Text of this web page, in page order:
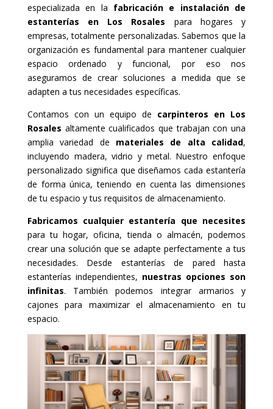
especializada en la fabricación e instalación de
estanterías en Los Rosales para hogares y
empresas, totalmente personalizadas. Sabemos que la
organización es fundamental para mantener cualquier
espacio ordenado y funcional, por eso nos
aseguramos de crear soluciones a medida que se
adapten a tus necesidades específicas.
Contamos con un equipo de carpinteros en Los
Rosales altamente cualificados que trabajan con una
amplia variedad de materiales de alta calidad,
incluyendo madera, vidrio y metal. Nuestro enfoque
personalizado significa que diseñamos cada estantería
de forma única, teniendo en cuenta las dimensiones
de tu espacio y tus requisitos de almacenamiento.
Fabricamos cualquier estantería que necesites
para tu hogar, oficina, tienda o almacén, podemos
crear una solución que se adapte perfectamente a tus
necesidades. Desde estanterías de pared hasta
estanterías independientes, nuestras opciones son
infinitas. También podemos integrar armarios y
cajones para maximizar el almacenamiento en tu
espacio.